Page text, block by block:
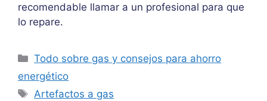
recomendable llamar a un profesional para que
lo repare.
Categorías
Todo sobre gas y consejos para ahorro
energético
Etiquetas
Artefactos a gas